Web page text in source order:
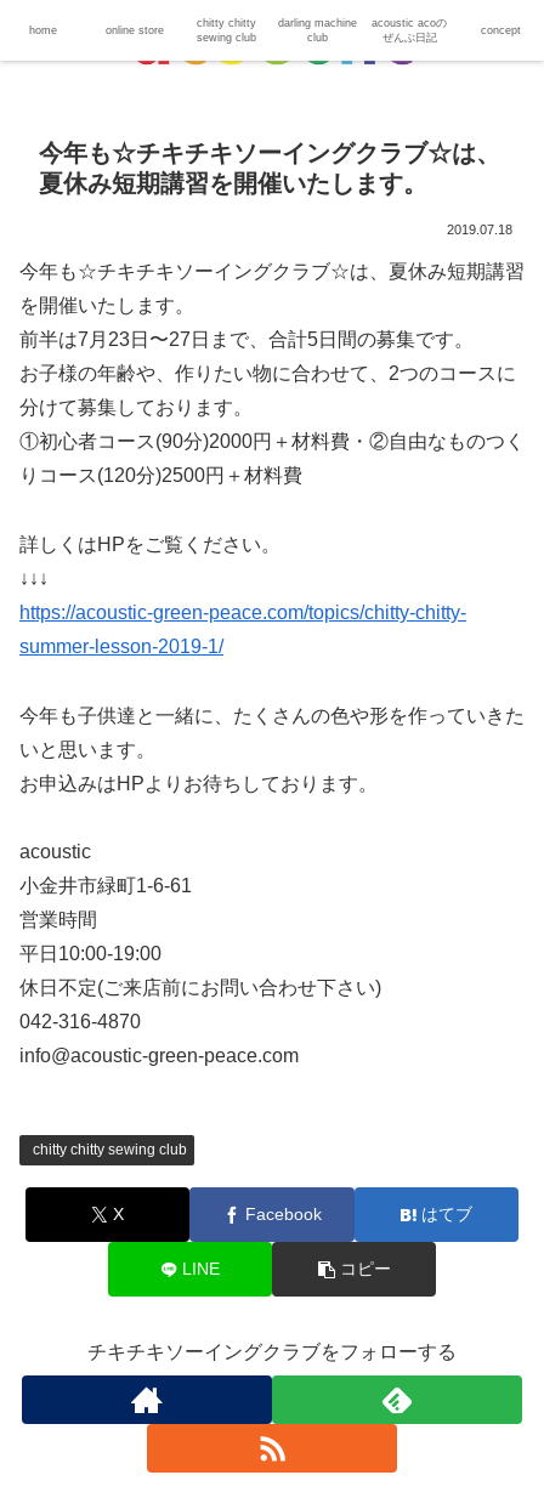
今年も☆チキチキソーイングクラブ☆は、
夏休み短期講習を開催いたします。
2019.07.18
今年も☆チキチキソーイングクラブ☆は、夏休み短期講習
を開催いたします。
前半は7月23日〜27日まで、合計5日間の募集です。
お子様の年齢や、作りたい物に合わせて、2つのコースに
分けて募集しております。
①初心者コース(90分)2000円＋材料費・②自由なものつく
りコース(120分)2500円＋材料費
詳しくはHPをご覧ください。
↓↓↓
https://acoustic-green-peace.com/topics/chitty-chitty-
summer-lesson-2019-1/
今年も子供達と一緒に、たくさんの色や形を作っていきた
いと思います。
お申込みはHPよりお待ちしております。
acoustic
小金井市緑町1-6-61
営業時間
平日10:00-19:00
休日不定(ご来店前にお問い合わせ下さい)
042-316-4870
info@acoustic-green-peace.com
chitty chitty sewing club
X Facebook はてブ
LINE コピー
チキチキソーイングクラブをフォローする
home online store
chitty chitty
sewing club
darling machine
club
acoustic acoの
ぜんぶ日記
concept